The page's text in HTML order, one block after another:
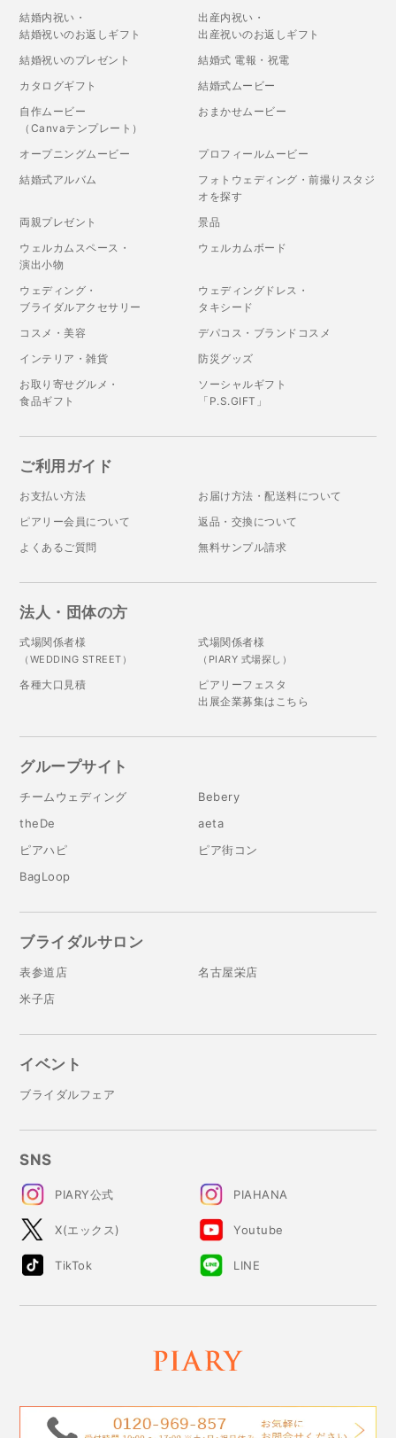
結婚内祝い・
結婚祝いのお返しギフト
出産内祝い・
出産祝いのお返しギフト
結婚祝いのプレゼント
結婚式 電報・祝電
カタログギフト
結婚式ムービー
自作ムービー
（Canvaテンプレート）
おまかせムービー
オープニングムービー
プロフィールムービー
結婚式アルバム
フォトウェディング・前撮りスタジ
オを探す
両親プレゼント
景品
ウェルカムスペース・
演出小物
ウェルカムボード
ウェディング・
ブライダルアクセサリー
ウェディングドレス・
タキシード
コスメ・美容
デパコス・ブランドコスメ
インテリア・雑貨
防災グッズ
お取り寄せグルメ・
食品ギフト
ソーシャルギフト
「P.S.GIFT」
ご利用ガイド
お支払い方法
お届け方法・配送料について
ピアリー会員について
返品・交換について
よくあるご質問
無料サンプル請求
法人・団体の方
式場関係者様
（WEDDING STREET）
式場関係者様
（PIARY 式場探し）
各種大口見積
ピアリーフェスタ
出展企業募集はこちら
グループサイト
チームウェディング
Bebery
theDe
aeta
ピアハピ
ピア街コン
BagLoop
ブライダルサロン
表参道店
名古屋栄店
米子店
イベント
ブライダルフェア
SNS
PIARY公式 PIAHANA
X(エックス) Youtube
TikTok LINE